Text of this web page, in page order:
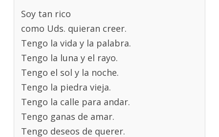
Soy tan rico
como Uds. quieran creer.
Tengo la vida y la palabra.
Tengo la luna y el rayo.
Tengo el sol y la noche.
Tengo la piedra vieja.
Tengo la calle para andar.
Tengo ganas de amar.
Tengo deseos de querer.